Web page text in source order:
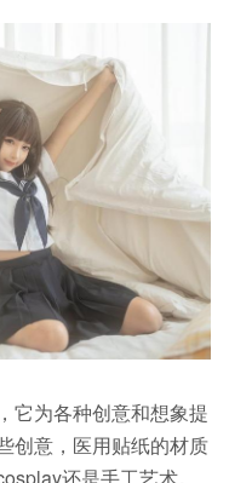
它为各种创意和想象提
创意，医用贴纸的材质